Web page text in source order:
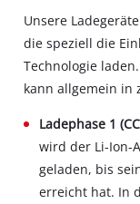
Unsere
die speziell die
Technologie
kann allgemein in
Ladephase 1
wird der Li-Ion-
geladen, bis
erreicht hat. In